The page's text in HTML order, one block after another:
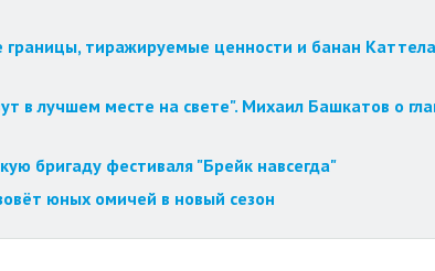
тиражируемые ценности и банан
в лучшем месте на свете". Михаил Башкатов о
бригаду фестиваля "Брейк навсегда"
юных омичей в новый сезон